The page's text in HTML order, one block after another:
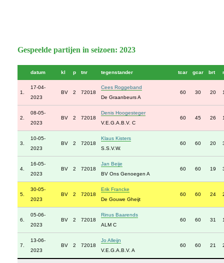
Gespeelde partijen in seizoen: 2023
datum kl p tnr tegenstander tcar gcar brt
1.
17-04-
2023
BV 2 72018
Cees Roggeband
De Graanbeurs A
60 30 20
2.
08-05-
2023
BV 2 72018
Denis Hoogesteger
V.E.G.A.B.V. C
60 45 26
3.
10-05-
2023
BV 2 72018
Klaus Kisters
S.S.V.W.
60 60 20
4.
16-05-
2023
BV 2 72018
Jan Beije
BV Ons Genoegen A
60 60 19
5.
30-05-
2023
BV 2 72018
Erik Francke
De Gouwe Gheijt
60 60 24
6.
05-06-
2023
BV 2 72018
Rinus Baarends
ALM C
60 60 31
7.
13-06-
2023
BV 2 72018
Jo Alleijn
V.E.G.A.B.V. A
60 60 21